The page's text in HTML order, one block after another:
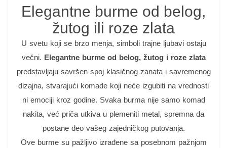
Elegantne burme od belog,
žutog ili roze zlata
U svetu koji se brzo menja, simboli trajne ljubavi ostaju
večni. Elegantne burme od belog, žutog i roze zlata
predstavljaju savršen spoj klasičnog zanata i savremenog
dizajna, stvarajući komade koji neće izgubiti na vrednosti
ni emociji kroz godine. Svaka burma nije samo komad
nakita, već priča utkiva u plemeniti metal, spremna da
postane deo vašeg zajedničkog putovanja.
Ove burme su pažljivo izrađene sa posebnom pažnjom